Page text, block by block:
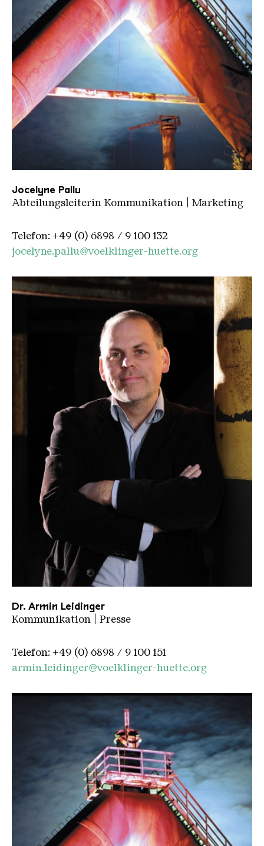
Platzhalter
Jocelyne Pallu
Abteilungsleiterin Kommunikation | Marketing
Telefon: +49 (0) 6898 / 9 100 132
jocelyne.pallu@voelklinger-huette.org
ArminLiedinger
Dr. Armin Leidinger
Kommunikation | Presse
Telefon: +49 (0) 6898 / 9 100 151
armin.leidinger@voelklinger-huette.org